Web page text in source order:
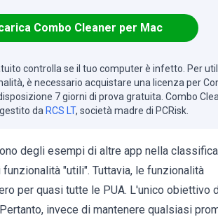
Combo Cleaner per Mac
controlla se il tuo computer è infetto. Per
è necessario acquistare una licenza per
7 giorni di prova gratuita. Combo
da RCS LT, società madre di PCRisk.
degli esempi di altre app nella
"utili". Tuttavia, le funzionalità
per quasi tutte le PUA. L'unico obiettivo
invece di mantenere qualsiasi